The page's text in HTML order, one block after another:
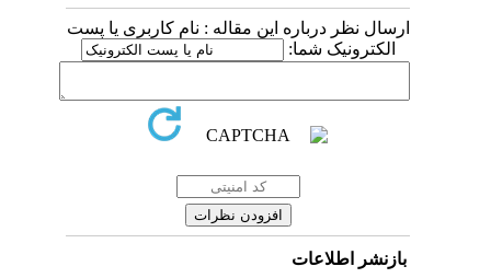
ارسال نظر درباره این مقاله : نام کاربری یا پست
الکترونیک شما:
بازنشر اطلاعات